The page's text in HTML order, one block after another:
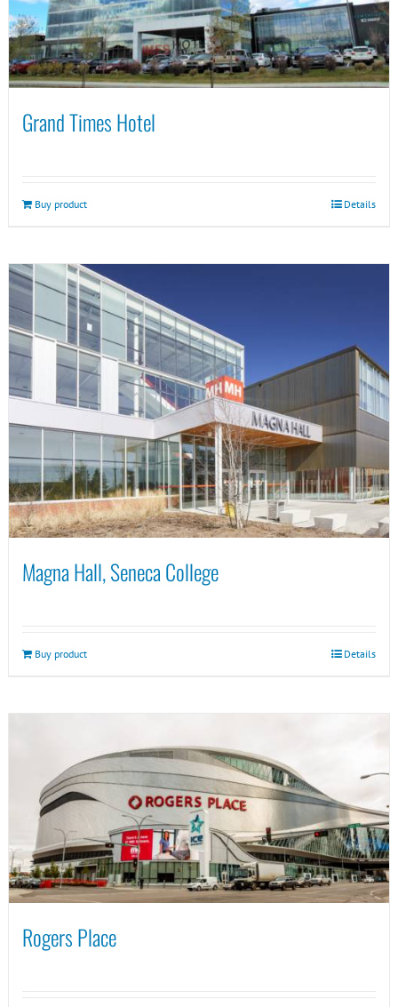
Grand Times Hotel
Buy product Details
Magna Hall, Seneca College
Buy product Details
Rogers Place